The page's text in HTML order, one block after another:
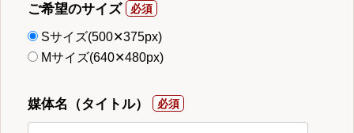
ご希望のサイズ
Sサイズ(500✕375px)
Mサイズ(640✕480px)
媒体名（タイトル）